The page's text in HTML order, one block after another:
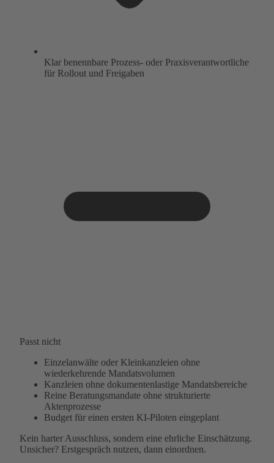
Klar benennbare Prozess- oder Praxisverantwortliche
für Rollout und Freigaben
Passt nicht
Einzelanwälte oder Kleinkanzleien ohne
wiederkehrende Mandatsvolumen
Kanzleien ohne dokumentenlastige Mandatsbereiche
Reine Beratungsmandate ohne strukturierte
Aktenprozesse
Budget für einen ersten KI-Piloten eingeplant
Kein harter Ausschluss, sondern eine ehrliche Einschätzung.
Unsicher? Erstgespräch nutzen, dann einordnen.